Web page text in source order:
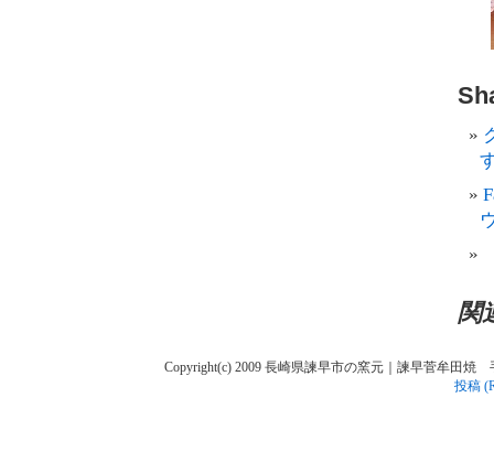
関
Copyright(c) 2009 長崎県諫早市の窯元｜諫早菅牟田焼
投稿